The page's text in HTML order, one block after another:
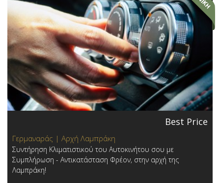
Best Price
Γερμαναράς | Αρχή Λαμπράκη
Συντήρηση Κλιματιστικού του Αυτοκινήτου σου με
Συμπλήρωση - Αντικατάσταση Φρέον, στην αρχή της
Λαμπράκη!